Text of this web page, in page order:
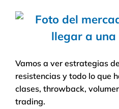
Vamos a ver estrategias
resistencias y todo lo que
clases, throwback,
trading.